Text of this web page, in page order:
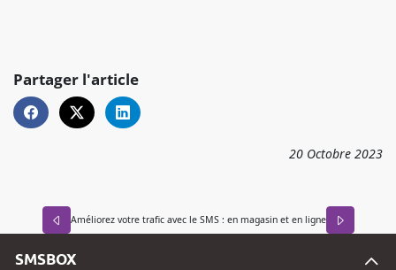
Partager l'article
20 Octobre 2023
Améliorez votre trafic avec le SMS : en magasin et en ligne
SMSBOX